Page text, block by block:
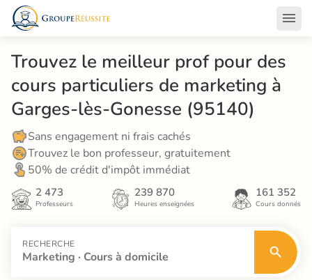
Trouvez le meilleur prof pour des
cours particuliers de marketing à
Garges-lès-Gonesse (95140)
Sans engagement ni frais cachés
Trouvez le bon professeur, gratuitement
50% de crédit d'impôt immédiat
2 473
Professeurs
239 870
Heures enseignées
161 352
Cours donnés
RECHERCHE
Marketing · Cours à domicile